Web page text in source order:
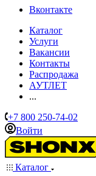
Вконтакте
Каталог
Услуги
Вакансии
Контакты
Распродажа
АУТЛЕТ
...
+7 800 250-74-02
Войти
Каталог